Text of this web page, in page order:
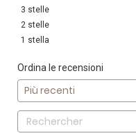
3 stelle
2 stelle
1 stella
Ordina le recensioni